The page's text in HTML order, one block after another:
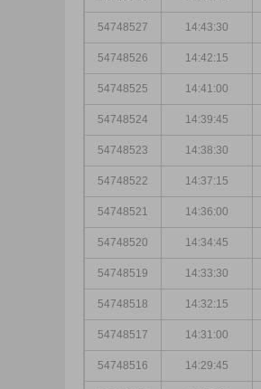
54748527 14:43:30
54748526 14:42:15
54748525 14:41:00
54748524 14:39:45
54748523 14:38:30
54748522 14:37:15
54748521 14:36:00
54748520 14:34:45
54748519 14:33:30
54748518 14:32:15
54748517 14:31:00
54748516 14:29:45